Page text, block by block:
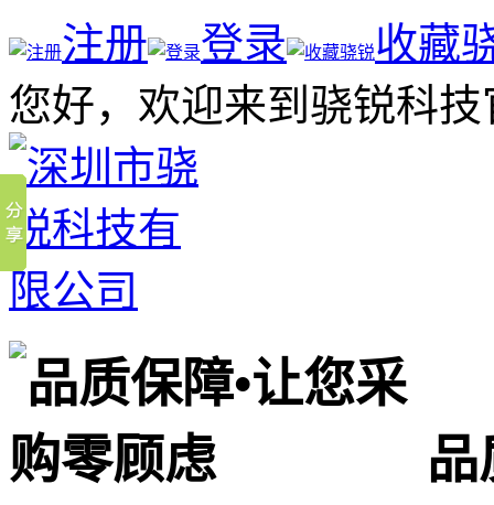
注册 登录
收藏
您好，欢迎来到骁锐科
品